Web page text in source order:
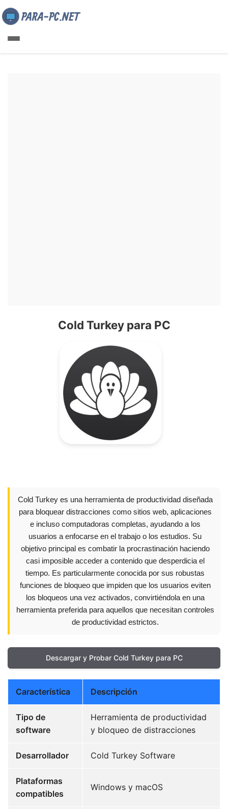
Cold Turkey para PC
Cold Turkey es una herramienta de productividad diseñada
para bloquear distracciones como sitios web, aplicaciones
e incluso computadoras completas, ayudando a los
usuarios a enfocarse en el trabajo o los estudios. Su
objetivo principal es combatir la procrastinación haciendo
casi imposible acceder a contenido que desperdicia el
tiempo. Es particularmente conocida por sus robustas
funciones de bloqueo que impiden que los usuarios eviten
los bloqueos una vez activados, convirtiéndola en una
herramienta preferida para aquellos que necesitan controles
de productividad estrictos.
Descargar y Probar Cold Turkey para PC
Característica Descripción
Tipo de
software
Herramienta de productividad
y bloqueo de distracciones
Desarrollador Cold Turkey Software
Plataformas
compatibles
Windows y macOS